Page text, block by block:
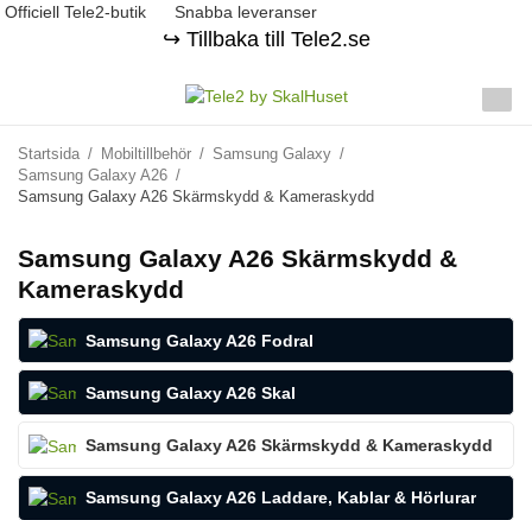
Officiell Tele2-butik Snabba leveranser
↪️ Tillbaka till Tele2.se
Startsida / Mobiltillbehör / Samsung Galaxy /
Samsung Galaxy A26 /
Samsung Galaxy A26 Skärmskydd & Kameraskydd
Samsung Galaxy A26 Skärmskydd &
Kameraskydd
Samsung Galaxy A26 Fodral
Samsung Galaxy A26 Skal
Samsung Galaxy A26 Skärmskydd & Kameraskydd
Samsung Galaxy A26 Laddare, Kablar & Hörlurar